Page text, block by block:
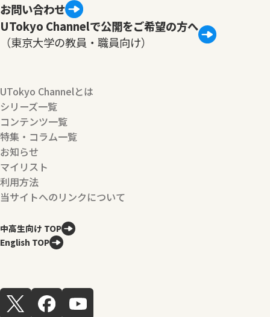
お問い合わせ
UTokyo Channelで公開をご希望の方へ
（東京大学の教員・職員向け）
UTokyo Channelとは
シリーズ一覧
コンテンツ一覧
特集・コラム一覧
お知らせ
マイリスト
利用方法
当サイトへのリンクについて
中高生向け TOP
English TOP